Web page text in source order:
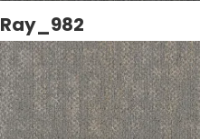
Ray_982